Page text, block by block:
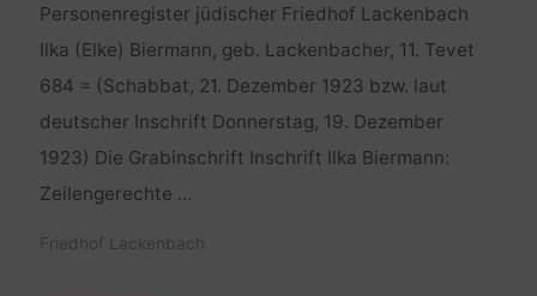
Personenregister jüdischer Friedhof Lackenbach
Ilka (Elke) Biermann, geb. Lackenbacher, 11. Tevet
684 = (Schabbat, 21. Dezember 1923 bzw. laut
deutscher Inschrift Donnerstag, 19. Dezember
1923) Die Grabinschrift Inschrift Ilka Biermann:
Zeilengerechte …
Friedhof Lackenbach